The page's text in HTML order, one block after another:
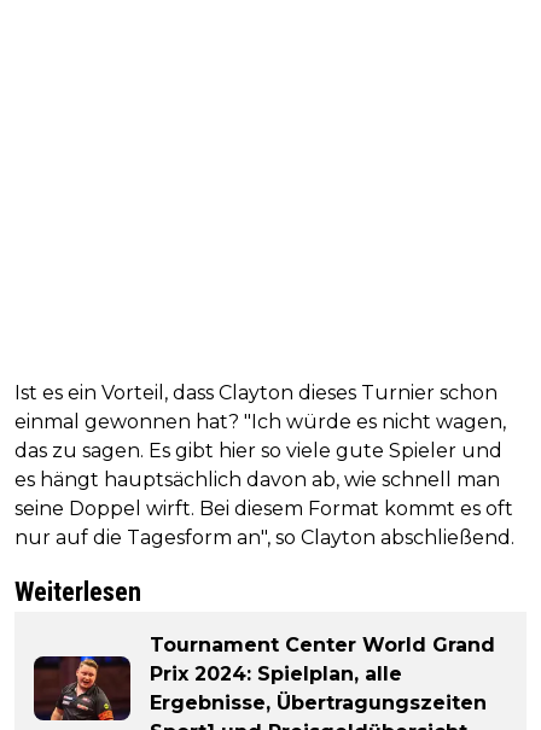
Ist es ein Vorteil, dass Clayton dieses Turnier schon
einmal gewonnen hat? "Ich würde es nicht wagen,
das zu sagen. Es gibt hier so viele gute Spieler und
es hängt hauptsächlich davon ab, wie schnell man
seine Doppel wirft. Bei diesem Format kommt es oft
nur auf die Tagesform an", so Clayton abschließend.
Weiterlesen
Tournament Center World Grand
Prix 2024: Spielplan, alle
Ergebnisse, Übertragungszeiten